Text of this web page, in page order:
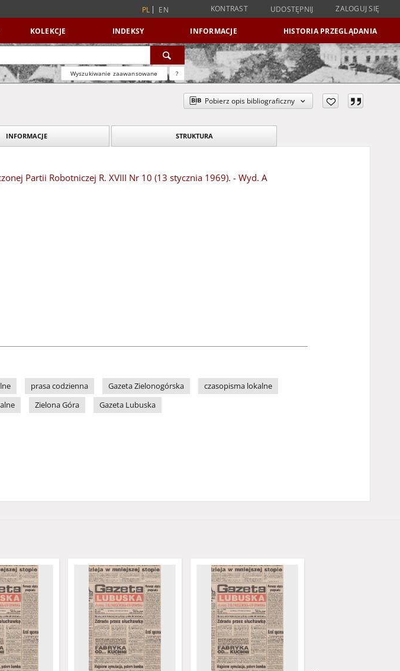
PL EN KONTRAST UDOSTĘPNIJ ZALOGUJ SIĘ
KOLEKCJE INDEKSY INFORMACJE HISTORIA PRZEGLĄDANIA
Wyszukiwanie zaawansowane ?
Pobierz opis bibliograficzny
INFORMACJE STRUKTURA
Partii Robotniczej R. XVIII Nr 10 (13 stycznia 1969). - Wyd. A
prasa codzienna Gazeta Zielonogórska
czasopisma lokalne
Zielona Góra Gazeta Lubuska